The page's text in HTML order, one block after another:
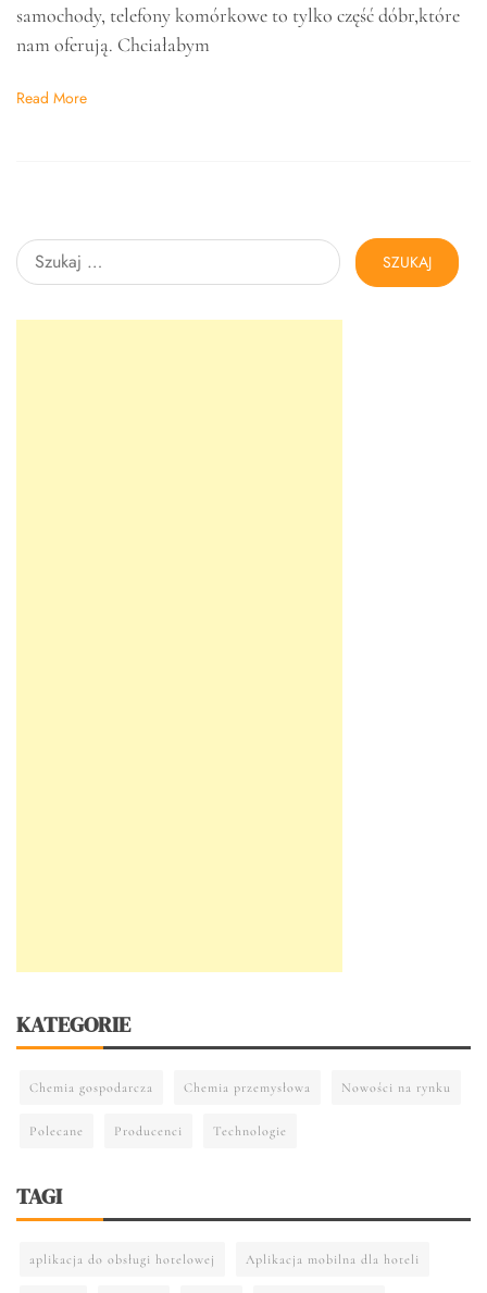
samochody, telefony komórkowe to tylko część dóbr,które
nam oferują. Chciałabym
Read More
Szukaj:
KATEGORIE
Chemia gospodarcza Chemia przemysłowa Nowości na rynku
Polecane Producenci Technologie
TAGI
aplikacja do obsługi hotelowej Aplikacja mobilna dla hoteli